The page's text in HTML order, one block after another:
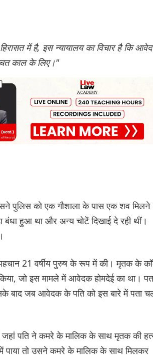
में है, इस न्यायालय का विचार है कि
काल के लिए।"
पुलिस को एक गौशाला के पास एक शव मिलने
हुआ था और अन्य चोटें दिखाई दे रही थीं।
21 वर्षीय पुरुष के रूप में की। मृतक के
जो इस मामले में आवेदक होमदेई का था।
बाद जब आवेदक के पति को इस बारे में पता
पति ने कमरे के मालिक के साथ मृतक की
पाया तो उसने कमरे के मालिक के साथ मिलकर